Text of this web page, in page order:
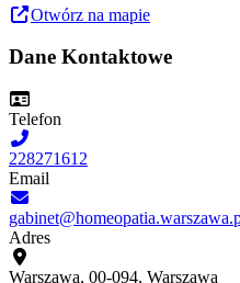
Otwórz na mapie
Dane Kontaktowe
Telefon
228271612
Email
Adres
Warszawa, 00-094, Warszawa